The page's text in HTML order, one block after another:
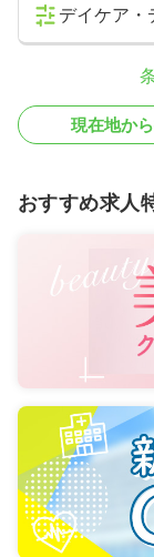
デイケア・
現在地か
おすすめ求人